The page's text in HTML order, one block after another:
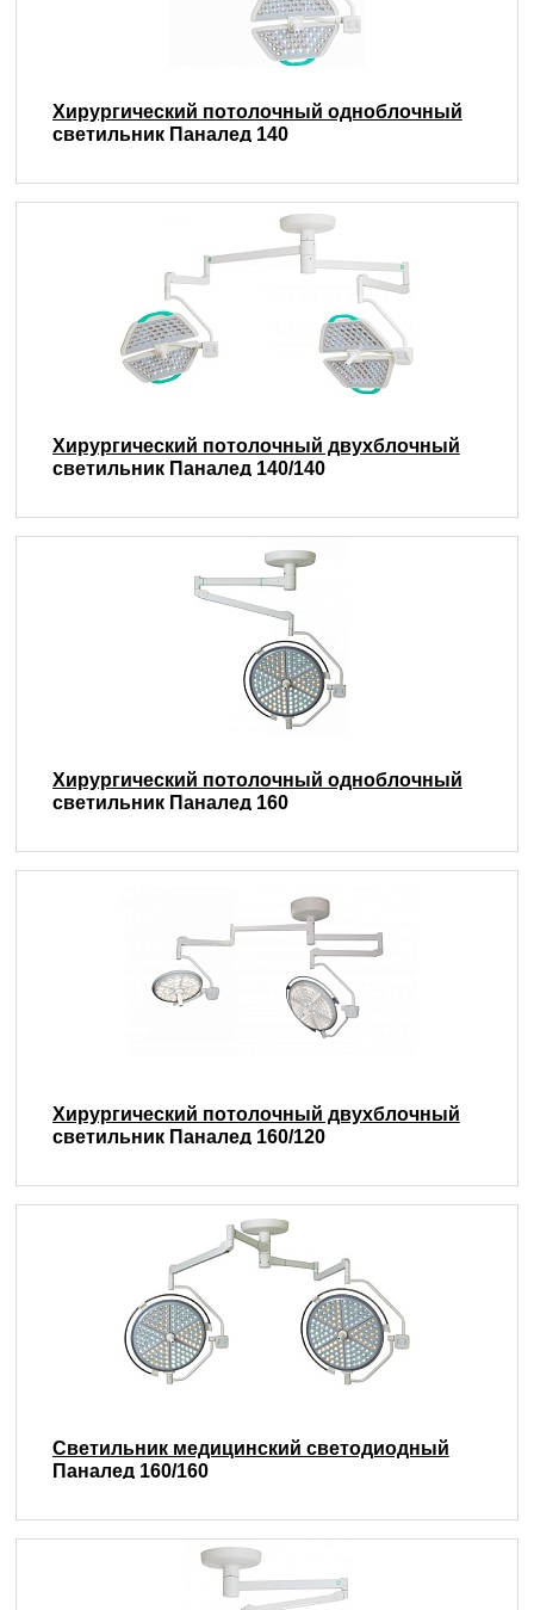
Хирургический потолочный одноблочный
светильник Паналед 140
Хирургический потолочный двухблочный
светильник Паналед 140/140
Хирургический потолочный одноблочный
светильник Паналед 160
Хирургический потолочный двухблочный
светильник Паналед 160/120
Светильник медицинский светодиодный
Паналед 160/160